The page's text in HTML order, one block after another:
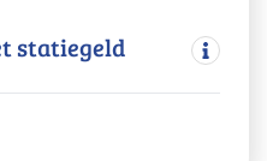
statiegeld